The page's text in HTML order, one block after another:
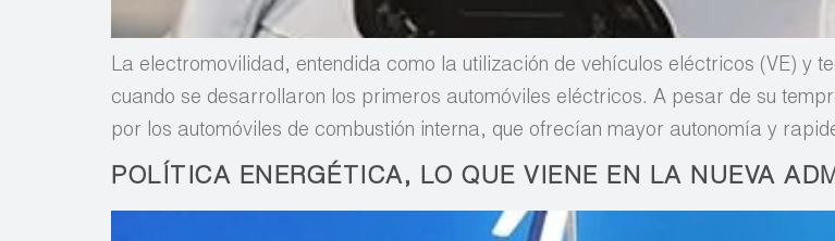
La electromovilidad, entendida como la utilización de vehículos eléctricos (VE) y
cuando se desarrollaron los primeros automóviles eléctricos. A pesar de su
por los automóviles de combustión interna, que ofrecían mayor autonomía y
POLÍTICA ENERGÉTICA, LO QUE VIENE EN LA NUEVA